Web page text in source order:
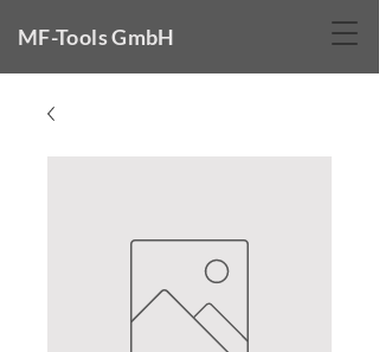
MF-Tools GmbH